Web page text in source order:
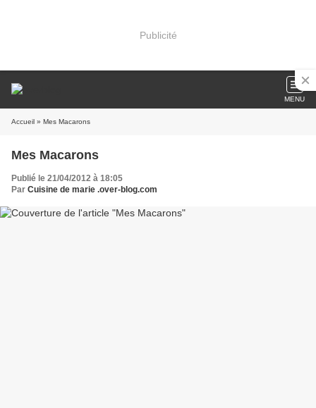
Publicité
MENU
Accueil » Mes Macarons
Mes Macarons
Publié le 21/04/2012 à 18:05
Par Cuisine de marie .over-blog.com